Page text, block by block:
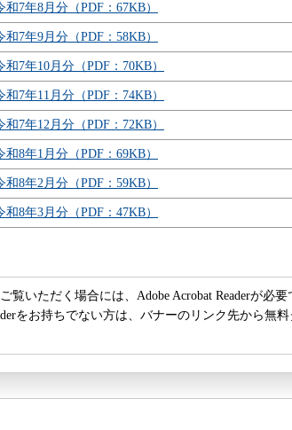
和7年8月分（PDF：67KB）
和7年9月分（PDF：58KB）
和7年10月分（PDF：70KB）
和7年11月分（PDF：74KB）
和7年12月分（PDF：72KB）
和8年1月分（PDF：69KB）
和8年2月分（PDF：59KB）
和8年3月分（PDF：47KB）
覧いただく場合には、Adobe Acrobat Readerが必要
をお持ちでない方は、バナーのリンク先から無料